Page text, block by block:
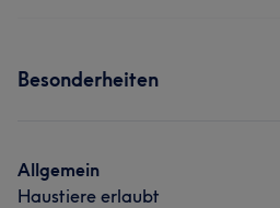
Portfolio
Besonderheiten
Allgemein
Haustiere erlaubt